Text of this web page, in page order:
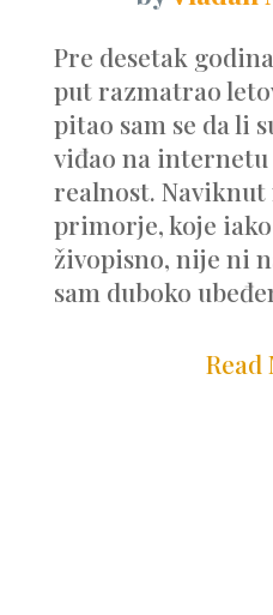
Pre desetak
put razmatrao
pitao sam se da li
viđao na
realnost. Naviknut
primorje, koje
živopisno, nije ni
sam duboko
Read